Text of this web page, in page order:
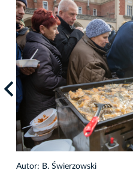
Autor: B. Świerzowski